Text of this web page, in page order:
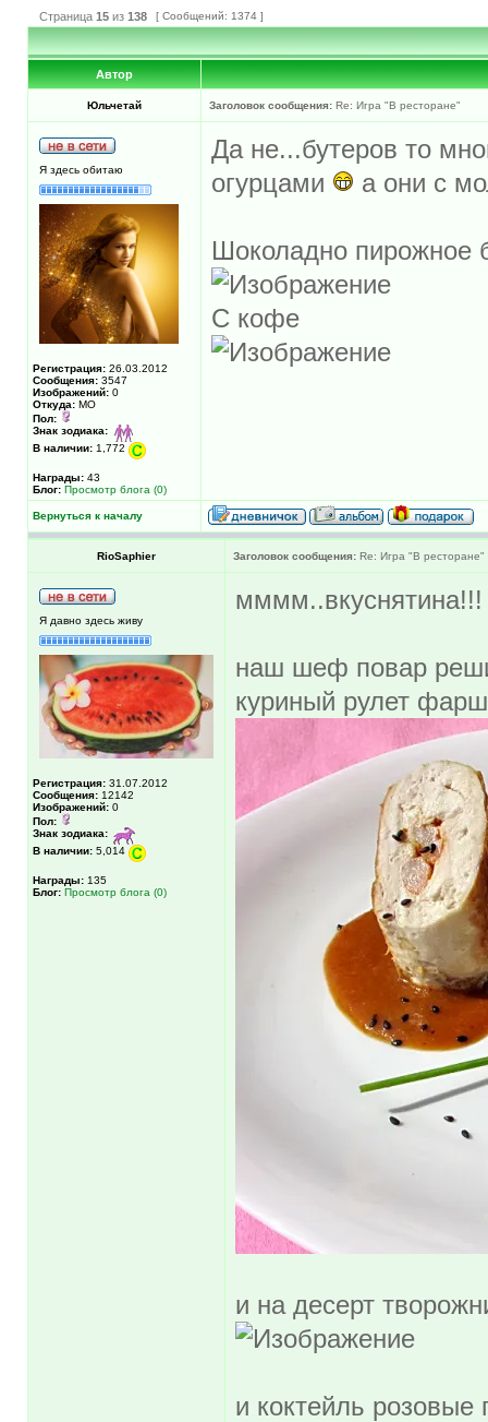
Страница 15 из 138 [ Сообщений: 1374 ]
Автор
Юльчетай Заголовок сообщения: Re: Игра "В ресторане"
Я здесь обитаю
Регистрация: 26.03.2012
Сообщения: 3547
Изображений: 0
Откуда: МО
Пол:
Знак зодиака:
В наличии: 1,772
Награды: 43
Блог: Просмотр блога (0)
Да не...бутеров то
огурцами
а они с
Шоколадно пирожное
С кофе
Вернуться к началу
RioSaphier Заголовок сообщения: Re: Игра "В ресторане"
Я давно здесь живу
Регистрация: 31.07.2012
Сообщения: 12142
Изображений: 0
Пол:
Знак зодиака:
В наличии: 5,014
Награды: 135
Блог: Просмотр блога (0)
мммм..вкуснятина!!!
наш шеф повар
куриный рулет
и на десерт
и коктейль розовые